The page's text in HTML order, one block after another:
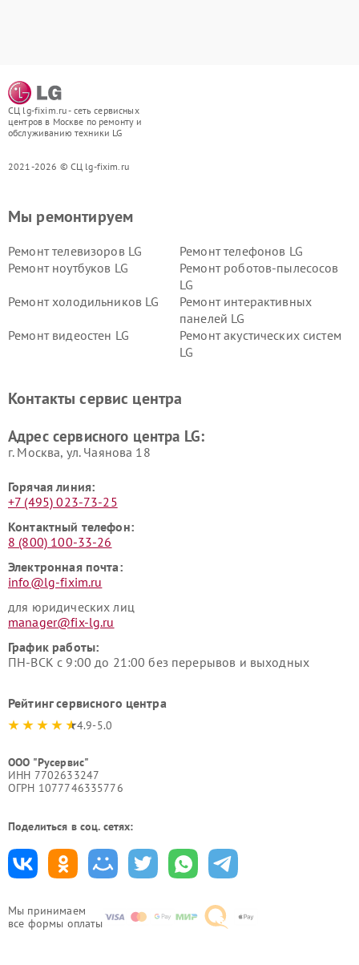
СЦ lg-fixim.ru - сеть сервисных
центров в Москве по ремонту и
обслуживанию техники LG
2021-2026 © СЦ lg-fixim.ru
Мы принимаем
все формы оплаты
Мы ремонтируем
Ремонт телевизоров LG
Ремонт телефонов LG
Ремонт ноутбуков LG
Ремонт роботов-пылесосов
LG
Ремонт холодильников LG
Ремонт интерактивных
панелей LG
Ремонт видеостен LG
Ремонт акустических систем
LG
Ремонт морозильных камер
Ремонт вертикальных
Контакты сервис центра
Адрес сервисного центра LG:
г. Москва, ул. Чаянова 18
Горячая линия:
+7 (495) 023-73-25
Контактный телефон:
8 (800) 100-33-26
Электронная почта:
info@lg-fixim.ru
для юридических лиц
manager@fix-lg.ru
График работы:
ПН-ВСК с 9:00 до 21:00 без перерывов и выходных
Рейтинг сервисного центра
4.9-5.0
ООО "Русервис"
ИНН 7702633247
ОГРН 1077746335776
Поделиться в соц. сетях: